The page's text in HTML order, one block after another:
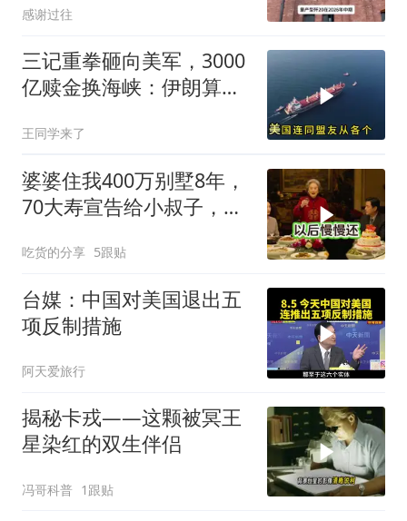
感谢过往
三记重拳砸向美军，3000
亿赎金换海峡：伊朗算准
王同学来了
婆婆住我400万别墅8年，
70大寿宣告给小叔子，
吃货的分享 5跟贴
台媒：中国对美国退出五
项反制措施
阿天爱旅行
揭秘卡戎——这颗被冥王
星染红的双生伴侣
冯哥科普 1跟贴